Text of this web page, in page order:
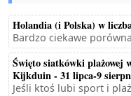
Holandia (i Polska) w
Bardzo ciekawe
Święto siatkówki plażowej
Kijkduin - 31 lipca-9
Jeśli ktoś lubi sport i